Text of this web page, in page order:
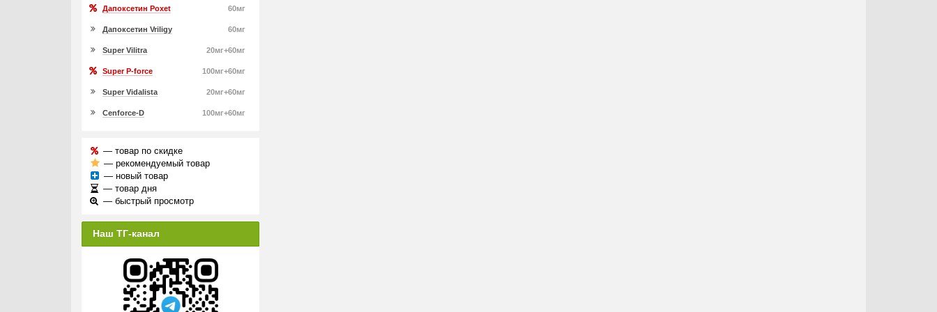
60мг
Дапоксетин Poxet
60мг
Дапоксетин Vriligy
20мг+60мг
Super Vilitra
100мг+60мг
Super P-force
20мг+60мг
Super Vidalista
100мг+60мг
Cenforce-D
— товар по скидке
— рекомендуемый товар
— новый товар
— товар дня
— быстрый просмотр
Наш ТГ-канал